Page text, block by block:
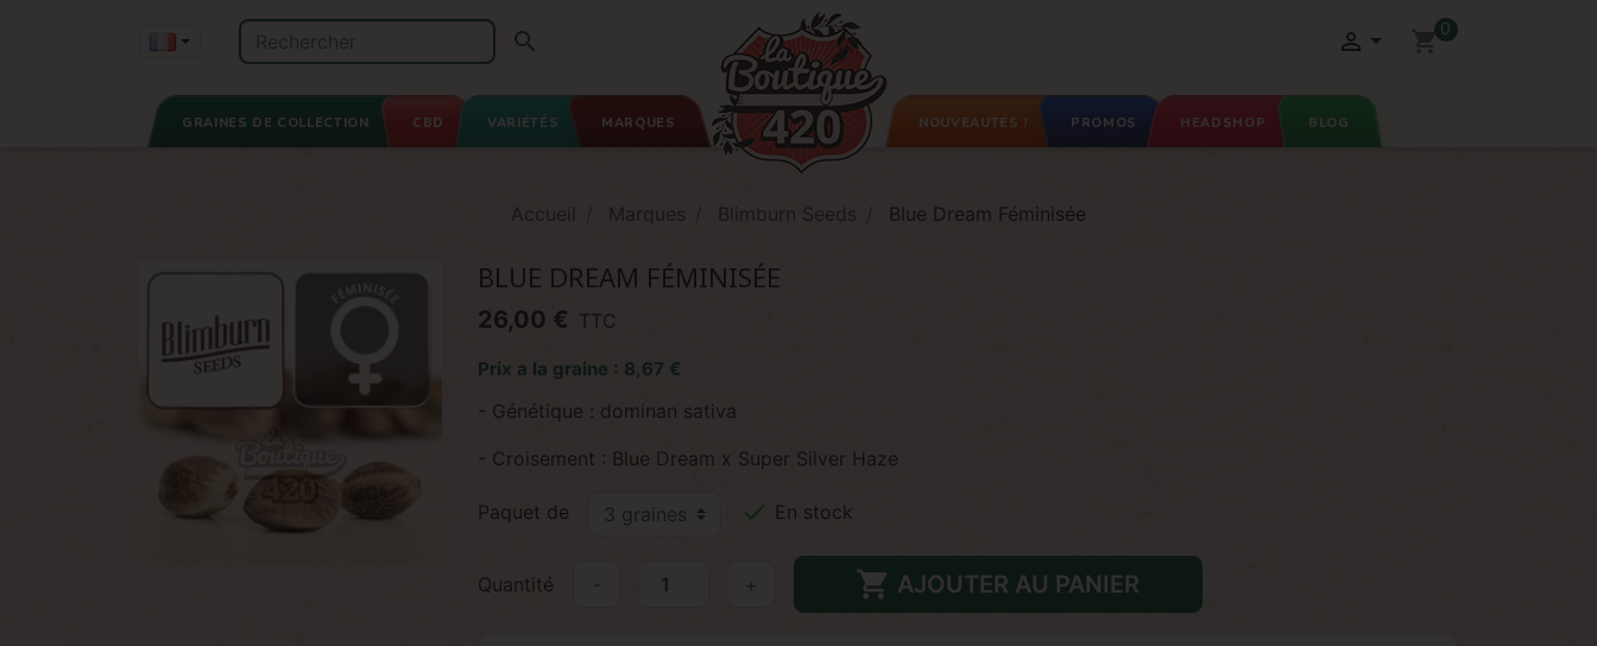
  shopping_cart0
GRAINES DE COLLECTION CBD VARIÉTÉS MARQUES NOUVEAUTÉS ! PROMOS HEADSHOP BLOG
Accueil Marques Blimburn Seeds Blue Dream Féminisée
BLUE DREAM FÉMINISÉE
26,00 € TTC
Prix a la graine : 8,67 €
- Génétique : dominan sativa
- Croisement : Blue Dream x Super Silver Haze
Paquet de  En stock
Quantité +  AJOUTER AU PANIER